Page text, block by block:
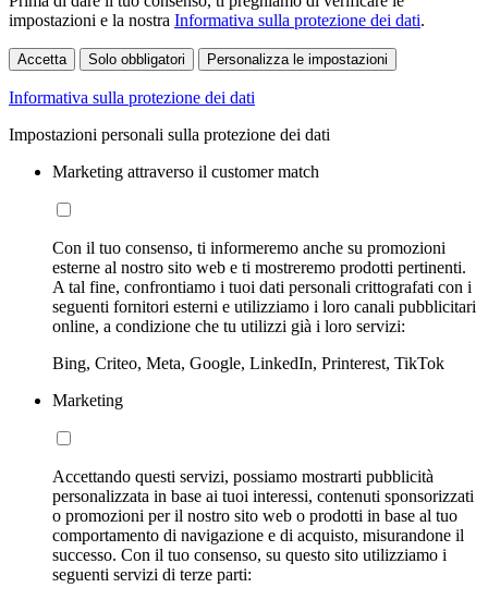
impostazioni e la nostra Informativa sulla protezione dei dati.
Accetta Solo obbligatori Personalizza le impostazioni
Informativa sulla protezione dei dati
Impostazioni personali sulla protezione dei dati
Marketing attraverso il customer match
Con il tuo consenso, ti informeremo anche su promozioni
esterne al nostro sito web e ti mostreremo prodotti pertinenti.
A tal fine, confrontiamo i tuoi dati personali crittografati con i
seguenti fornitori esterni e utilizziamo i loro canali pubblicitari
online, a condizione che tu utilizzi già i loro servizi:
Bing, Criteo, Meta, Google, LinkedIn, Printerest, TikTok
Marketing
Accettando questi servizi, possiamo mostrarti pubblicità
personalizzata in base ai tuoi interessi, contenuti sponsorizzati
o promozioni per il nostro sito web o prodotti in base al tuo
comportamento di navigazione e di acquisto, misurandone il
successo. Con il tuo consenso, su questo sito utilizziamo i
seguenti servizi di terze parti: